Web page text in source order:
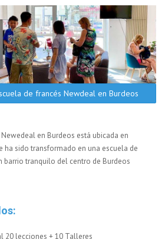
de francés Newdeal en Burdeos
en Burdeos está ubicada en
ha sido transformado en una escuela de
barrio tranquilo del centro de Burdeos
20 lecciones + 10 Talleres